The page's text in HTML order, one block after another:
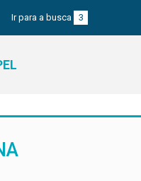
Ir para a busca 3